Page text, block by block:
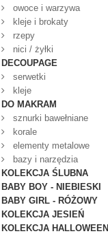
owoce i warzywa
kleje i brokaty
rzepy
nici / żyłki
DECOUPAGE
serwetki
kleje
DO MAKRAM
sznurki bawełniane
korale
elementy metalowe
bazy i narzędzia
KOLEKCJA ŚLUBNA
BABY BOY - NIEBIESKI
BABY GIRL - RÓŻOWY
KOLEKCJA JESIEŃ
KOLEKCJA HALLOWEEN